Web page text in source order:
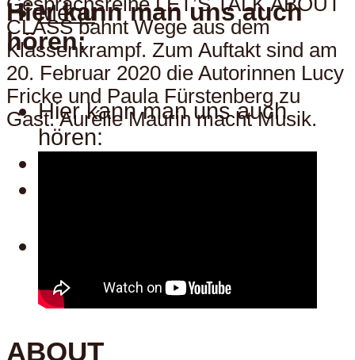
Menu
Hier kann man uns auch
hören:
Hier kann man uns auch
hören:
CLASS bahnt Wege aus dem
Klassenkrampf. Zum Auftakt sind am
20. Februar 2020 die Autorinnen Lucy
Fricke und Paula Fürstenberg zu
Gast. Aurélie Maurin macht Musik.
ABOUT